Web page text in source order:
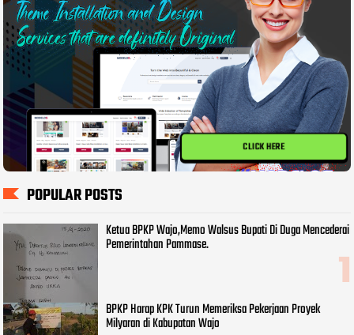
CLICK HERE
POPULAR POSTS
Ketua BPKP Wajo,Memo Walsus Bupati Di Duga Mencederai
Pemerintahan Pammase.
BPKP Harap KPK Turun Memeriksa Pekerjaan Proyek
Milyaran di Kabupatan Wajo